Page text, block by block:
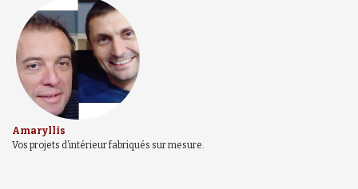
Amaryllis
Vos projets d’intérieur fabriqués sur mesure.